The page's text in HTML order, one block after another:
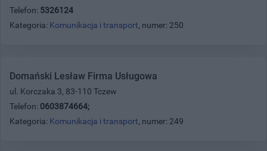
Telefon: 5326124
Kategoria: Komunikacja i transport, numer: 250
Domański Lesław Firma Usługowa
ul. Korczaka 3, 83-110 Tczew
Telefon: 0603874664;
Kategoria: Komunikacja i transport, numer: 249